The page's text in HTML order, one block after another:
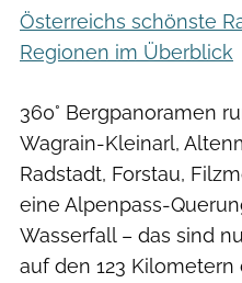
Österreichs schönste
Regionen im Überblick
360° Bergpanoramen
Wagrain-Kleinarl,
Radstadt, Forstau,
eine Alpenpass-
Wasserfall – das sind
auf den 123 Kilometern